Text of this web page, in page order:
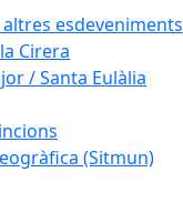
altres esdeveniments
Cirera
/ Santa Eulàlia
(Sitmun)